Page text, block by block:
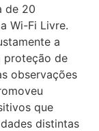
de 20
Wi-Fi Livre.
a
proteção de
observações
que
distintas